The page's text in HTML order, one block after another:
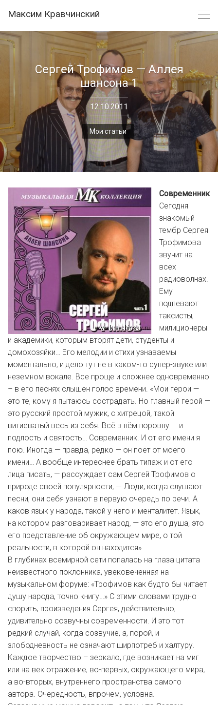
content
Максим Кравчинский
Сергей Трофимов — Аллея
шансона 1
12.10.2011
Мои статьи
Современник
Сегодня
знакомый
тембр Сергея
Трофимова
звучит на
всех
радиоволнах.
Ему
подпевают
таксисты,
милиционеры
и академики, которым вторят дети, студенты и
домохозяйки… Его мелодии и стихи узнаваемы
моментально, и дело тут не в каком-то супер-звуке или
неземном вокале. Все проще и сложнее одновременно
– в его песнях слышен голос времени. «Мои герои —
это те, кому я пытаюсь сострадать. Но главный герой —
это русский простой мужик, с хитрецой, такой
витиеватый весь из себя. Всё в нём поровну — и
подлость и святость… Современник. И от его имени я
пою. Иногда — правда, редко — он поёт от моего
имени… А вообще интереснее брать типаж и от его
лица писать, — рассуждает сам Сергей Трофимов о
природе своей популярности, — Люди, когда слушают
песни, они себя узнают в первую очередь по речи. А
каков язык у народа, такой у него и менталитет. Язык,
на котором разговаривает народ, — это его душа, это
его представление об окружающем мире, о той
реальности, в которой он находится».
В глубинах всемирной сети попалась на глаза цитата
неизвестного поклонника, увековеченная на
музыкальном форуме: «Трофимов как будто бы читает
душу народа, точно книгу…» С этими словами трудно
спорить, произведения Сергея, действительно,
удивительно созвучны современности. И это тот
редкий случай, когда созвучие, а, порой, и
злободневность не означают ширпотреб и халтуру.
Каждое творчество – зеркало, где возникает на миг
или на век отражение, во-первых, окружающего мира,
а во-вторых, внутреннего пространства самого
автора. Очередность, впрочем, условна.